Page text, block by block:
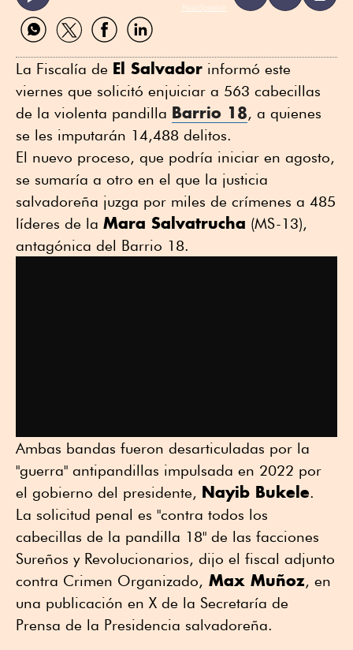
ReadSpeaker
Compartir
por
Compartir
por
Compartir
por
Compartir
por
La Fiscalía de El Salvador informó este
viernes que solicitó enjuiciar a 563 cabecillas
de la violenta pandilla Barrio 18, a quienes
se les imputarán 14,488 delitos.
El nuevo proceso, que podría iniciar en agosto,
se sumaría a otro en el que la justicia
salvadoreña juzga por miles de crímenes a 485
líderes de la Mara Salvatrucha (MS-13),
antagónica del Barrio 18.
Ambas bandas fueron desarticuladas por la
"guerra" antipandillas impulsada en 2022 por
el gobierno del presidente, Nayib Bukele.
La solicitud penal es "contra todos los
cabecillas de la pandilla 18" de las facciones
Sureños y Revolucionarios, dijo el fiscal adjunto
contra Crimen Organizado, Max Muñoz, en
una publicación en X de la Secretaría de
Prensa de la Presidencia salvadoreña.